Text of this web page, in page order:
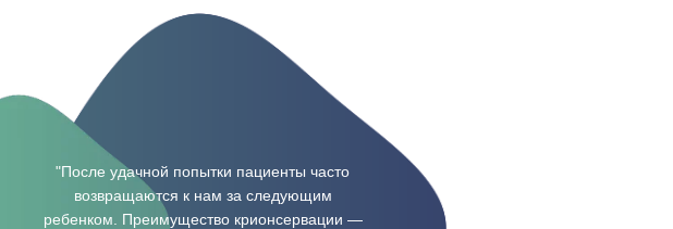
"После удачной попытки пациенты часто
возвращаются к нам за следующим
ребенком. Преимущество крионсервации —